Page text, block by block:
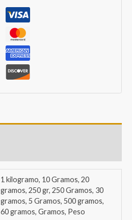
1 kilogramo, 10 Gramos, 20
gramos, 250 gr, 250 Gramos, 30
gramos, 5 Gramos, 500 gramos,
60 gramos, Gramos, Peso